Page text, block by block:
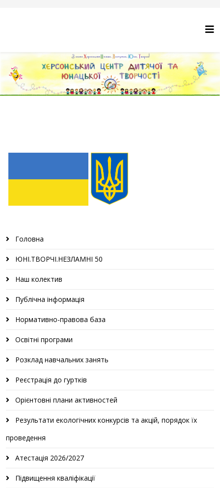
Головна
ЮНІ.ТВОРЧІ.НЕЗЛАМНІ 50
Наш колектив
Публічна інформація
Нормативно-правова база
Освітні програми
Розклад навчальних занять
Реєстрація до гуртків
Орієнтовні плани активностей
Результати екологічних конкурсів та акцій, порядок їх
проведення
Атестація 2026/2027
Підвищення кваліфікації